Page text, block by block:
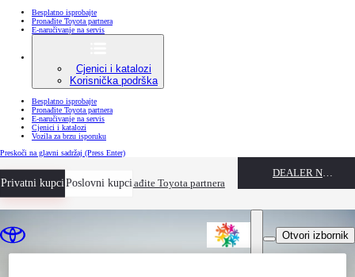
Besplatno isprobajte
Pronađite Toyota partnera
E-naručivanje na servis
Cjenici i katalozi
Korisnička podrška
Besplatno isprobajte
Pronađite Toyota partnera
E-naručivanje na servis
Cjenici i katalozi
Vozila za brzu isporuku
Preskoči na glavni sadržaj (Press Enter)
Privatni kupciPoslovni kupci
Besplatno isprobajte Pronađite Toyota partnera
DEALER NAME
Otvori izbornik